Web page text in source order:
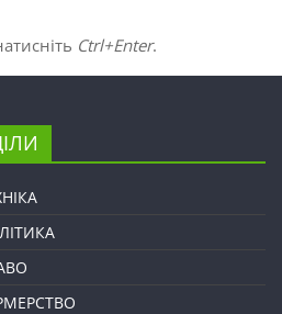
Ctrl+Enter.